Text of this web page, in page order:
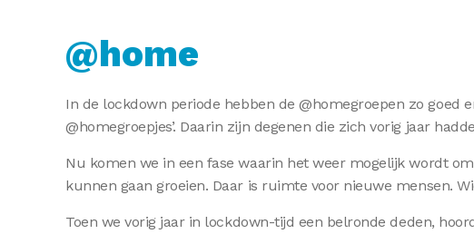
@home
In de lockdown periode hebben de @homegroepen zo goed
@homegroepjes’. Daarin zijn degenen die zich vorig jaar
Nu komen we in een fase waarin het weer mogelijk wordt
kunnen gaan groeien. Daar is ruimte voor nieuwe mensen.
Toen we vorig jaar in lockdown-tijd een belronde deden,